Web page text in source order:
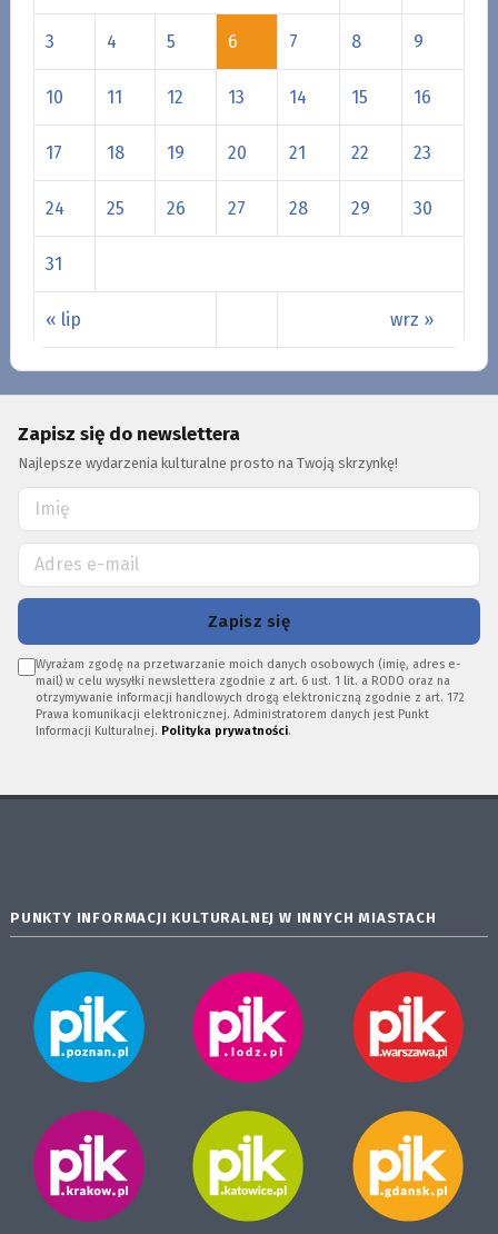
« lip wrz »
3 4 5 6 7 8 9
10 11 12 13 14 15 16
17 18 19 20 21 22 23
24 25 26 27 28 29 30
31
Zapisz się do newslettera
Najlepsze wydarzenia kulturalne prosto na Twoją skrzynkę!
Zapisz się
Wyrażam zgodę na przetwarzanie moich danych osobowych (imię, adres e-
mail) w celu wysyłki newslettera zgodnie z art. 6 ust. 1 lit. a RODO oraz na
otrzymywanie informacji handlowych drogą elektroniczną zgodnie z art. 172
Prawa komunikacji elektronicznej. Administratorem danych jest Punkt
Informacji Kulturalnej. Polityka prywatności.
PUNKTY INFORMACJI KULTURALNEJ W INNYCH MIASTACH